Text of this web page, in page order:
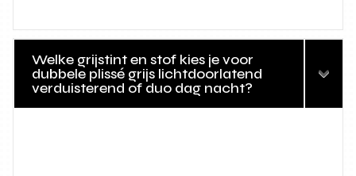
Welke grijstint en stof kies je voor
dubbele plissé grijs lichtdoorlatend
verduisterend of duo dag nacht?